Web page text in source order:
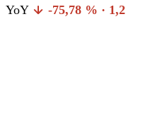
YoY -75,78 % · 1,2